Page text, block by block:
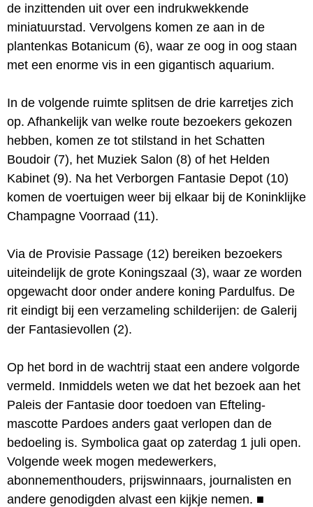
de inzittenden uit over een indrukwekkende
miniatuurstad. Vervolgens komen ze aan in de
plantenkas Botanicum (6), waar ze oog in oog staan
met een enorme vis in een gigantisch aquarium.
In de volgende ruimte splitsen de drie karretjes zich
op. Afhankelijk van welke route bezoekers gekozen
hebben, komen ze tot stilstand in het Schatten
Boudoir (7), het Muziek Salon (8) of het Helden
Kabinet (9). Na het Verborgen Fantasie Depot (10)
komen de voertuigen weer bij elkaar bij de Koninklijke
Champagne Voorraad (11).
Via de Provisie Passage (12) bereiken bezoekers
uiteindelijk de grote Koningszaal (3), waar ze worden
opgewacht door onder andere koning Pardulfus. De
rit eindigt bij een verzameling schilderijen: de Galerij
der Fantasievollen (2).
Op het bord in de wachtrij staat een andere volgorde
vermeld. Inmiddels weten we dat het bezoek aan het
Paleis der Fantasie door toedoen van Efteling-
mascotte Pardoes anders gaat verlopen dan de
bedoeling is. Symbolica gaat op zaterdag 1 juli open.
Volgende week mogen medewerkers,
abonnementhouders, prijswinnaars, journalisten en
andere genodigden alvast een kijkje nemen. ■